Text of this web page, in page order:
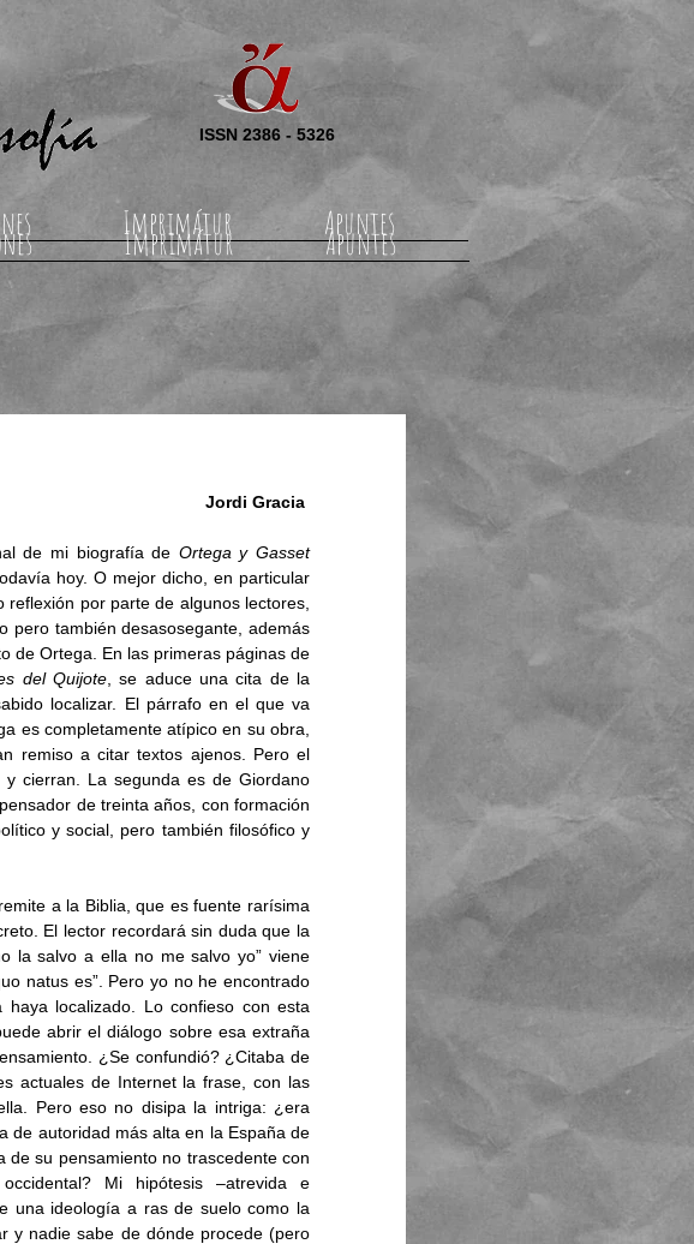
ISSN 2386 - 5326
Imprimátur Apuntes
Imprimátur Apuntes
Jordi Gracia
de mi biografía de Ortega y Gasset
hoy. O mejor dicho, en particular
por parte de algunos lectores,
pero también desasosegante, además
de Ortega. En las primeras páginas de
del Quijote , se aduce una cita de la
localizar. El párrafo en el que va
es completamente atípico en su obra,
remiso a citar textos ajenos. Pero el
cierran. La segunda es de Giordano
de treinta años, con formación
y social, pero también filosófico y
a la Biblia, que es fuente rarísima
El lector recordará sin duda que la
la salvo a ella no me salvo yo” viene
natus es”. Pero yo no he encontrado
localizado. Lo confieso con esta
abrir el diálogo sobre esa extraña
¿Se confundió? ¿Citaba de
actuales de Internet la frase, con las
Pero eso no disipa la intriga: ¿era
de autoridad más alta en la España de
su pensamiento no trascedente con
Mi hipótesis –atrevida e
una ideología a ras de suelo como la
y nadie sabe de dónde procede (pero